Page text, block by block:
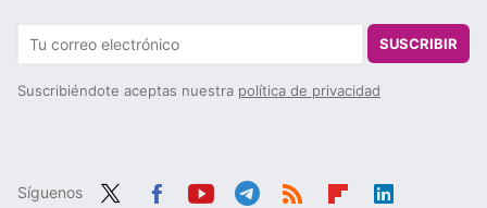
SUSCRIBIR
Suscribiéndote aceptas nuestra política de privacidad
Síguenos